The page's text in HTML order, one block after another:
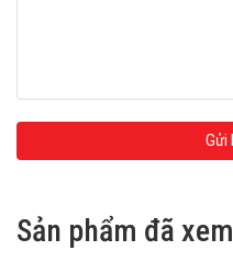
Sản phẩm đã xem